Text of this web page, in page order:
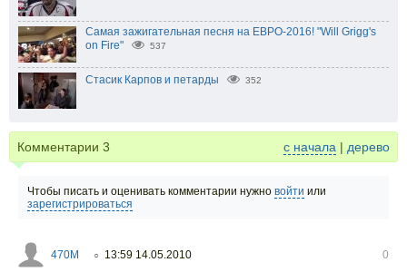
Самая зажигательная песня на ЕВРО-2016! "Will Grigg's
on Fire"
537
Стасик Карпов и петарды 352
Комментарии 3 с начала | дерево
Чтобы писать и оценивать комментарии нужно войти или
зарегистрироваться
470M ○ 13:59 14.05.2010
0